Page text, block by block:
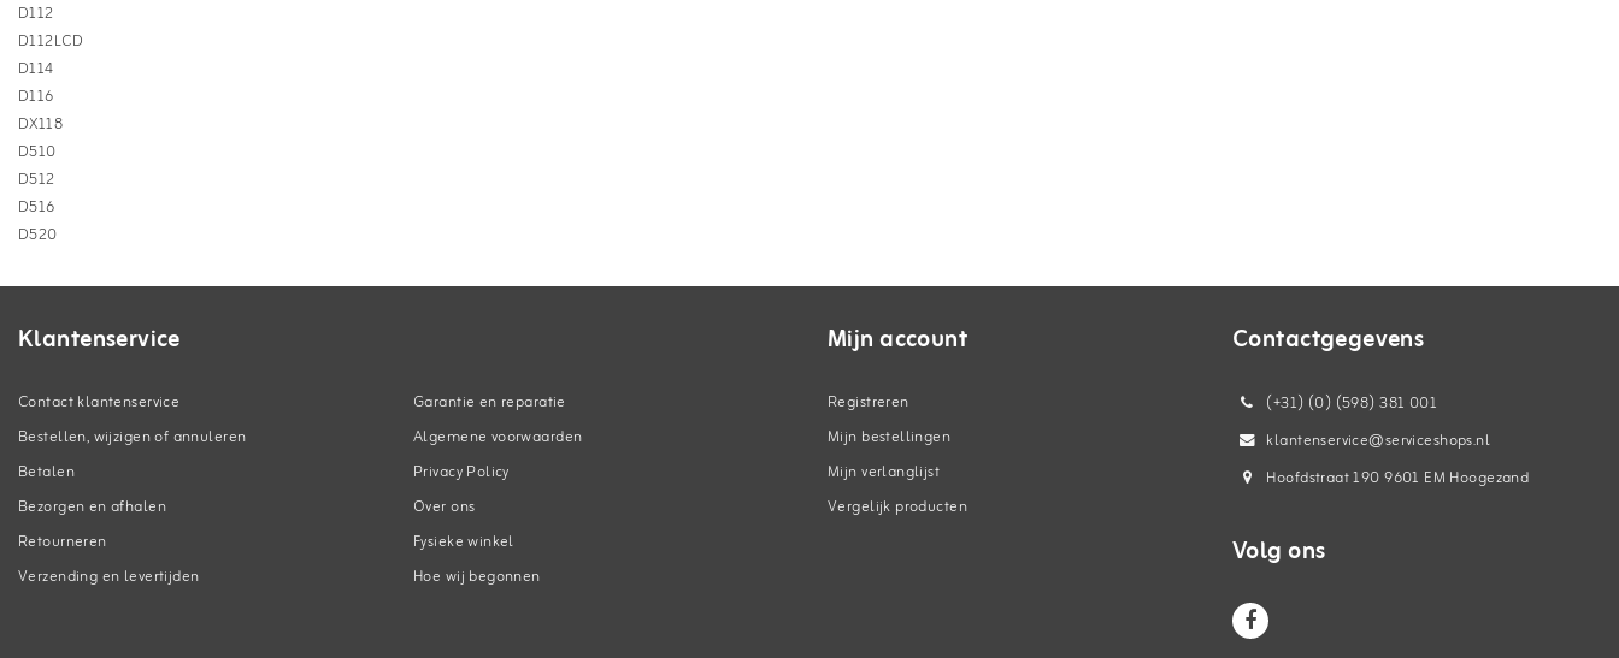
D112
D112LCD
D114
D116
DX118
D510
D512
D516
D520
Klantenservice
Contact klantenservice
Bestellen, wijzigen of annuleren
Betalen
Bezorgen en afhalen
Retourneren
Verzending en levertijden
Garantie en reparatie
Algemene voorwaarden
Privacy Policy
Over ons
Fysieke winkel
Hoe wij begonnen
Mijn account
Registreren
Mijn bestellingen
Mijn verlanglijst
Vergelijk producten
Contactgegevens
(+31) (0) (598) 381 001
klantenservice@serviceshops.nl
Hoofdstraat 190 9601 EM Hoogezand
Volg ons